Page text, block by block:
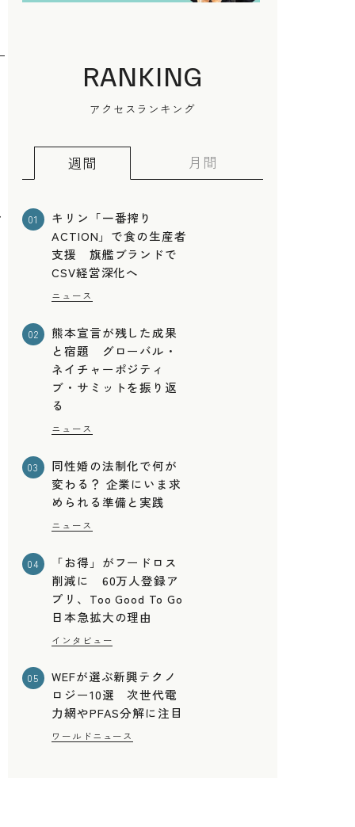
RANKING
アクセスランキング
週間 月間
01
キリン「一番搾り
ACTION」で食の生産者
支援 旗艦ブランドで
CSV経営深化へ
ニュース
02
熊本宣言が残した成果
と宿題 グローバル・
ネイチャーポジティ
ブ・サミットを振り返
る
ニュース
03
同性婚の法制化で何が
変わる？ 企業にいま求
められる準備と実践
ニュース
04
「お得」がフードロス
削減に 60万人登録ア
プリ、Too Good To Go
日本急拡大の理由
インタビュー
05
WEFが選ぶ新興テクノ
ロジー10選 次世代電
力網やPFAS分解に注目
ワールドニュース